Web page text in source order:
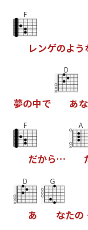
F
レンゲのよう
夢の中で
D
あな
F
だから…
A
D
あ
G
なたの